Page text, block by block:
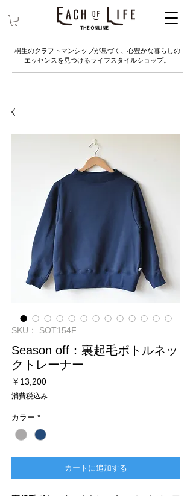
桐生のクラフトマンシップが息づく、心豊かな暮らしの
エッセンスを見つけるライフスタイルショップ。
SKU： SOT154F
Season off：裏起毛ボトルネッ
クトレーナー
￥13,200価
消費税込み
カラー *
カートに追加する